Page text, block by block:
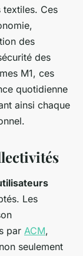
textiles. Ces
des
des
M1, ces
quotidienne
ainsi chaque
Les
par ACM,
seulement